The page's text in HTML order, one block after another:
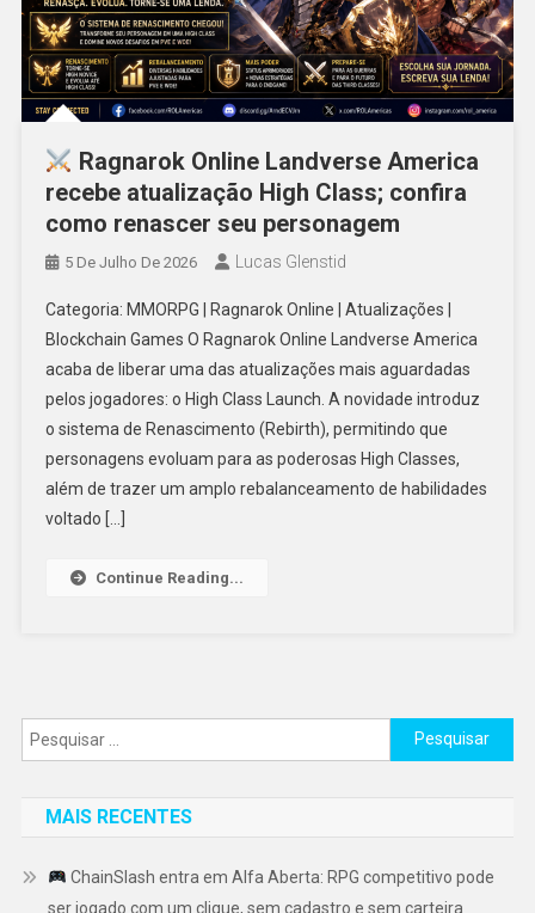
Ragnarok Online Landverse America
recebe atualização High Class; confira
como renascer seu personagem
5 De Julho De 2026 Lucas Glenstid
Categoria: MMORPG | Ragnarok Online | Atualizações |
Blockchain Games O Ragnarok Online Landverse America
acaba de liberar uma das atualizações mais aguardadas
pelos jogadores: o High Class Launch. A novidade introduz
o sistema de Renascimento (Rebirth), permitindo que
personagens evoluam para as poderosas High Classes,
além de trazer um amplo rebalanceamento de habilidades
voltado […]
Continue Reading...
Pesquisar
por:
MAIS RECENTES
ChainSlash entra em Alfa Aberta: RPG competitivo pode
ser jogado com um clique, sem cadastro e sem carteira